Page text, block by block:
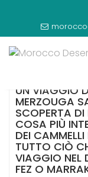
content
4 GIORNI DI
UN VIAGGIO
MERZOUGA
SCOPERTA
COSA PIÙ
DEI
TUTTO CIÒ
VIAGGIO NEL
FEZ O